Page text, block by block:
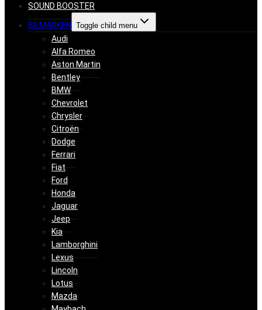
SOUND BOOSTER
BILMÄRKEN Toggle child menu
Audi
Alfa Romeo
Aston Martin
Bentley
BMW
Chevrolet
Chrysler
Citroën
Dodge
Ferrari
Fiat
Ford
Honda
Jaguar
Jeep
Kia
Lamborghini
Lexus
Lincoln
Lotus
Mazda